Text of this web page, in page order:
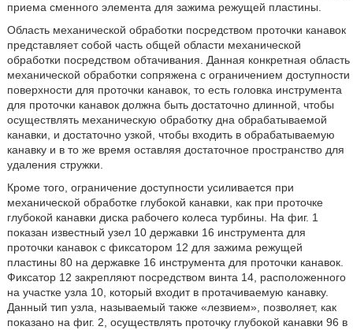
приема сменного элемента для зажима режущей пластины.
Область механической обработки посредством проточки канавок
представляет собой часть общей области механической
обработки посредством обтачивания. Данная конкретная область
механической обработки сопряжена с ограничением доступности
поверхности для проточки канавок, то есть головка инструмента
для проточки канавок должна быть достаточно длинной, чтобы
осуществлять механическую обработку дна обрабатываемой
канавки, и достаточно узкой, чтобы входить в обрабатываемую
канавку и в то же время оставляя достаточное пространство для
удаления стружки.
Кроме того, ограничение доступности усиливается при
механической обработке глубокой канавки, как при проточке
глубокой канавки диска рабочего колеса турбины. На фиг. 1
показан известный узел 10 державки 16 инструмента для
проточки канавок с фиксатором 12 для зажима режущей
пластины 80 на державке 16 инструмента для проточки канавок.
Фиксатор 12 закрепляют посредством винта 14, расположенного
на участке узла 10, который входит в протачиваемую канавку.
Данный тип узла, называемый также «лезвием», позволяет, как
показано на фиг. 2, осуществлять проточку глубокой канавки 96 в